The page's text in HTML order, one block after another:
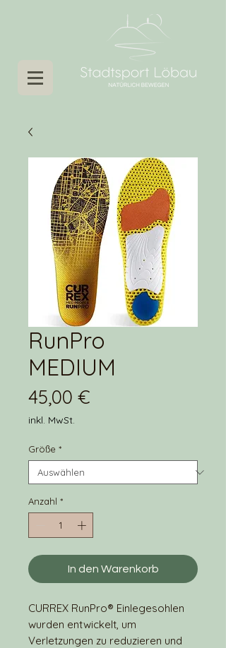
RunPro
MEDIUM
45,00 €
inkl. MwSt.
Größe *
Anzahl *
In den Warenkorb
CURREX RunPro® Einlegesohlen
wurden entwickelt, um
Verletzungen zu reduzieren und